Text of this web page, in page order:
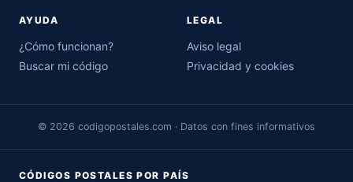
AYUDA
¿Cómo funcionan?
Buscar mi código
LEGAL
Aviso legal
Privacidad y cookies
© 2026 codigopostales.com · Datos con fines informativos
CÓDIGOS POSTALES POR PAÍS